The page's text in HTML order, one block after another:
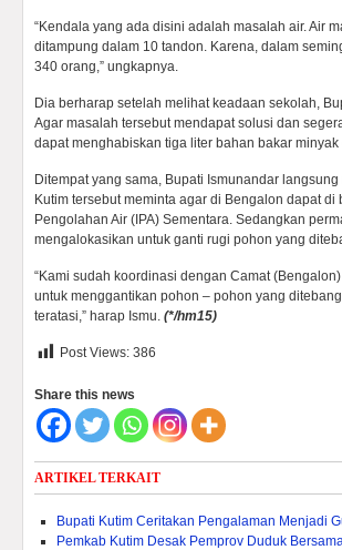
“Kendala yang ada disini adalah masalah air. Air
ditampung dalam 10 tandon. Karena, dalam
340 orang,” ungkapnya.
Dia berharap setelah melihat keadaan sekolah,
Agar masalah tersebut mendapat solusi dan
dapat menghabiskan tiga liter bahan bakar minyak
Ditempat yang sama, Bupati Ismunandar
Kutim tersebut meminta agar di Bengalon dapat
Pengolahan Air (IPA) Sementara. Sedangkan
mengalokasikan untuk ganti rugi pohon yang
“Kami sudah koordinasi dengan Camat
untuk menggantikan pohon – pohon yang
teratasi,” harap Ismu. (*/hm15)
Post Views: 386
Share this news
ARTIKEL TERKAIT
Bupati Kutim Ceritakan Pengalaman Menjadi
Pemkab Kutim Desak Pemprov Duduk